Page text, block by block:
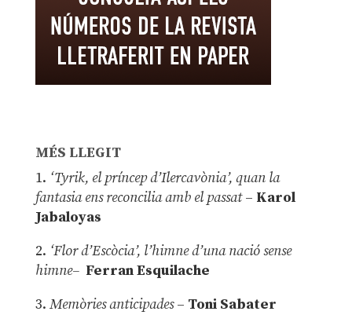
MÉS LLEGIT
1. ‘Tyrik, el príncep d’Ilercavònia’, quan la
fantasia ens reconcilia amb el passat– Karol
Jabaloyas
2. ‘Flor d’Escòcia’, l’himne d’una nació sense
himne– Ferran Esquilache
3. Memòries anticipades– Toni Sabater